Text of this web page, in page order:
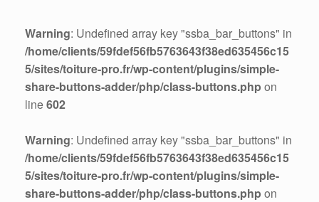
Warning: Undefined array key "ssba_bar_buttons" in
/home/clients/59fdef56fb5763643f38ed635456c15
5/sites/toiture-pro.fr/wp-content/plugins/simple-
share-buttons-adder/php/class-buttons.php on
line602
Warning: Undefined array key "ssba_bar_buttons" in
/home/clients/59fdef56fb5763643f38ed635456c15
5/sites/toiture-pro.fr/wp-content/plugins/simple-
share-buttons-adder/php/class-buttons.php on